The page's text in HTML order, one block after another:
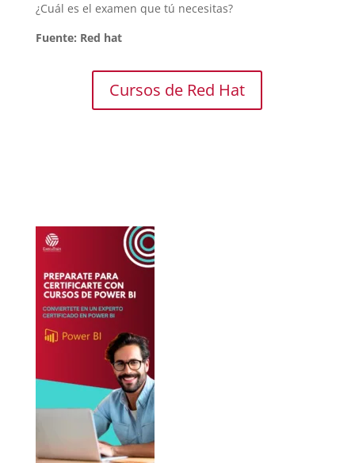
¿Cuál es el examen que tú necesitas?
Fuente: Red hat
Cursos de Red Hat